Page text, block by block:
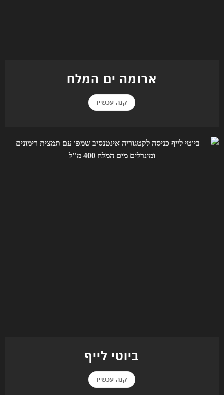
ארומה ים המלח
קנה עכשיו
ביוטי לייף
קנה עכשיו